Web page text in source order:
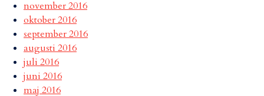
november 2016
oktober 2016
september 2016
augusti 2016
juli 2016
juni 2016
maj 2016